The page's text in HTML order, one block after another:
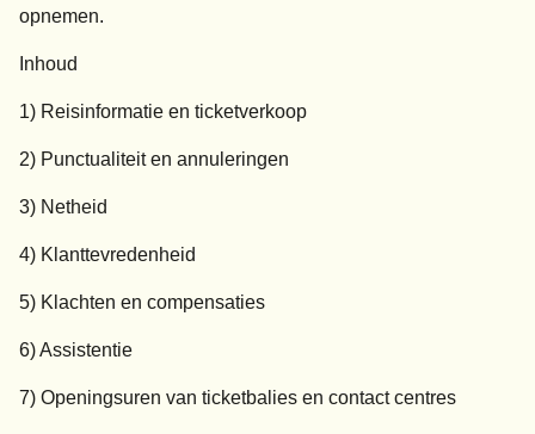
opnemen.
Inhoud
1) Reisinformatie en ticketverkoop
2) Punctualiteit en annuleringen
3) Netheid
4) Klanttevredenheid
5) Klachten en compensaties
6) Assistentie
7) Openingsuren van ticketbalies en contact centres